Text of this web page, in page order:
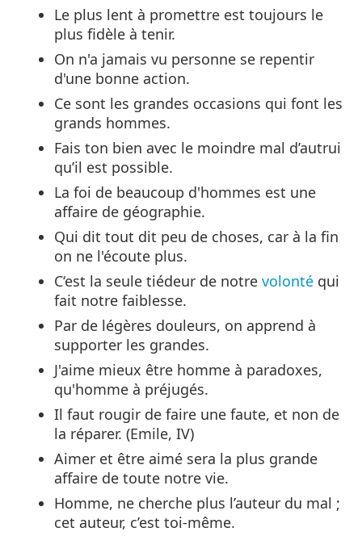
Le plus lent à promettre est toujours le
plus fidèle à tenir.
On n'a jamais vu personne se repentir
d'une bonne action.
Ce sont les grandes occasions qui font les
grands hommes.
Fais ton bien avec le moindre mal d’autrui
qu’il est possible.
La foi de beaucoup d'hommes est une
affaire de géographie.
Qui dit tout dit peu de choses, car à la fin
on ne l'écoute plus.
C‘est la seule tiédeur de notrevolonté qui
fait notre faiblesse.
Par de légères douleurs, on apprend à
supporter les grandes.
J'aime mieux être homme à paradoxes,
qu'homme à préjugés.
Il faut rougir de faire une faute, et non de
la réparer. (Emile, IV)
Aimer et être aimé sera la plus grande
affaire de toute notre vie.
Homme, ne cherche plus l’auteur du mal ;
cet auteur, c’est toi-même.